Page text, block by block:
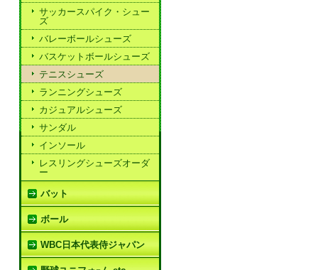
サッカースパイク・シュー
ズ
バレーボールシューズ
バスケットボールシューズ
テニスシューズ
ランニングシューズ
カジュアルシューズ
サンダル
インソール
レスリングシューズオーダ
ー
バット
ボール
WBC日本代表侍ジャパン